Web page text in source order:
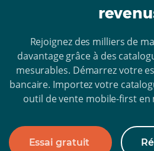
Rejoignez des milliers de
davantage grâce à des
mesurables. Démarrez votre
bancaire. Importez votre
outil de vente mobile-first en
Essai gratuit